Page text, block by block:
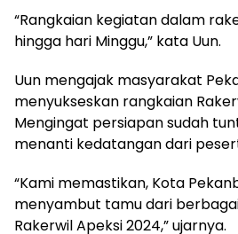
“Rangkaian kegiatan dalam
hingga hari Minggu,” kata Uun.
Uun mengajak masyarakat
menyukseskan rangkaian
Mengingat persiapan sudah
menanti kedatangan dari
“Kami memastikan, Kota
menyambut tamu dari
Rakerwil Apeksi 2024,” ujarnya.